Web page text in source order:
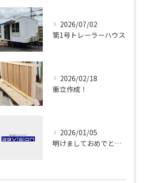
2026/07/02
第1号トレーラーハウス
2026/02/18
衝立作成！
2026/01/05
明けましておめでとうございます！